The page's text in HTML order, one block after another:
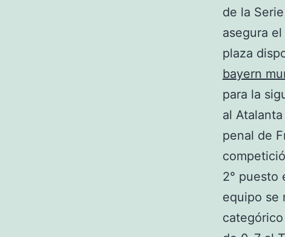
de la
asegura
plaza
bayern
para la
al
penal de
2° puesto
equipo se